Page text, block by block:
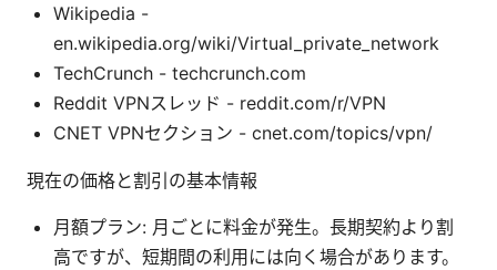
Wikipedia -
en.wikipedia.org/wiki/Virtual_private_network
TechCrunch - techcrunch.com
Reddit VPNスレッド - reddit.com/r/VPN
CNET VPNセクション - cnet.com/topics/vpn/
現在の価格と割引の基本情報
月額プラン: 月ごとに料金が発生。長期契約より割
高ですが、短期間の利用には向く場合があります。